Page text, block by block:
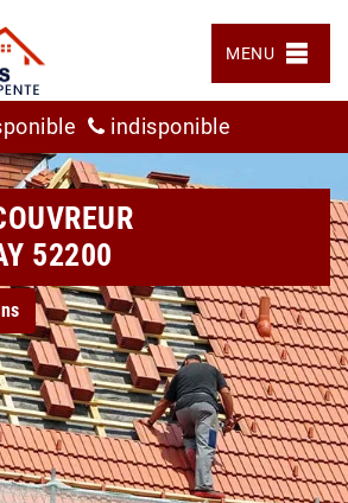
MENU
indisponible
52200